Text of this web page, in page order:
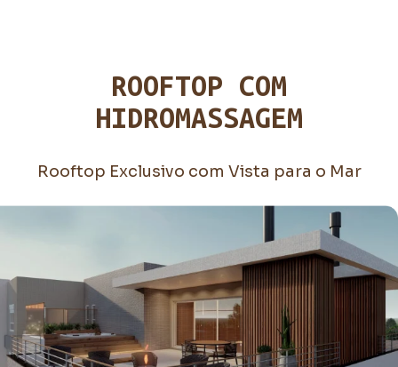
ROOFTOP COM
HIDROMASSAGEM
Rooftop Exclusivo com Vista para o Mar